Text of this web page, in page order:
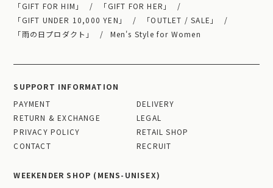
「GIFT FOR HIM」
「GIFT FOR HER」
「GIFT UNDER 10,000 YEN」
「OUTLET / SALE」
「雨の日プロダクト」
Men's Style for Women
SUPPORT INFORMATION
PAYMENT
DELIVERY
RETURN & EXCHANGE
LEGAL
PRIVACY POLICY
RETAIL SHOP
CONTACT
RECRUIT
WEEKENDER SHOP (MENS-UNISEX)